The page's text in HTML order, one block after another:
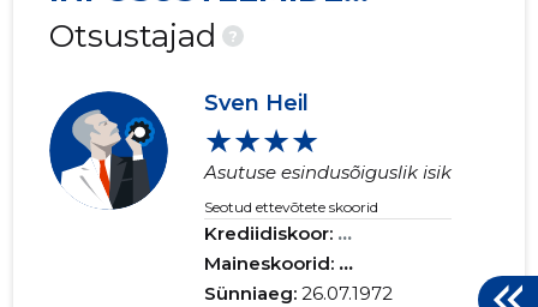
KESKUS
Otsustajad ?
Sven Heil
★★★★
Asutuse esindusõiguslik isik
Seotud ettevõtete skoorid
Krediidiskoor: ...
Maineskoorid: ...
Sünniaeg:26.07.1972